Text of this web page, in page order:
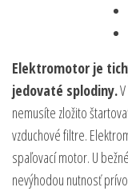
Elektromotor je
jedovaté splodiny.
nemusíte zložito
vzduchové filtre.
spaľovací motor. U
nevýhodou nutnosť